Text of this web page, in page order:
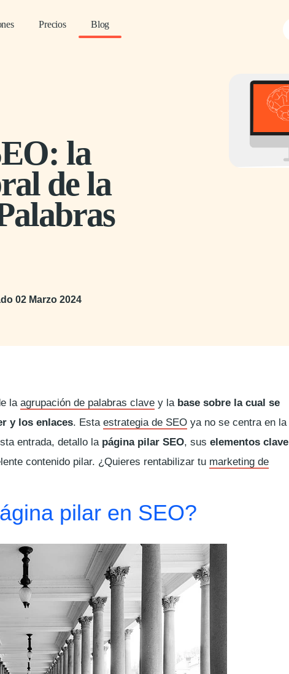
Precios Blog
la
de la
02 Marzo 2024
la agrupación de palabras clave y la base sobre la cual se
y los enlaces. Esta estrategia de SEO ya no se centra en la
entrada, detallo la página pilar SEO, sus elementos clave
contenido pilar. ¿Quieres rentabilizar tu marketing de
pilar en SEO?